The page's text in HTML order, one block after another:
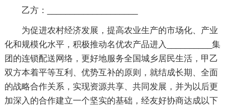
乙方：____________________
为促进农村经济发展，提高农业生产的市场化、产业
化和规模化水平，积极推动名优农产品进入__________集
团的连锁配送网络，更好地服务全国城乡居民生活，甲乙
双方本着平等互利、优势互补的原则，就结成长期、全面
的战略合作关系，实现资源共享、共同发展，并为以后更
加深入的合作建立一个坚实的基础，经友好协商达成以下